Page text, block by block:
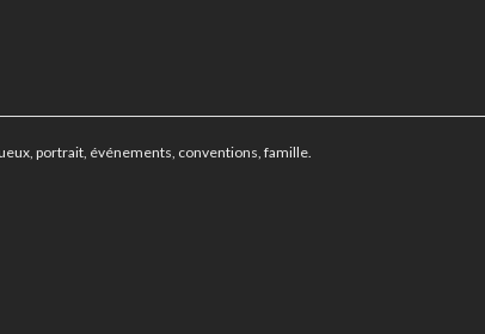
portrait, événements, conventions, famille.